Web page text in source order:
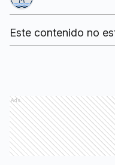
Este contenido no
Ads